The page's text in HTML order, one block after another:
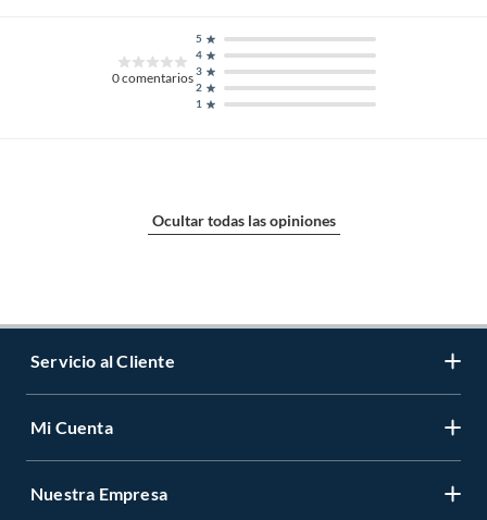
0comentarios
1
2
3
4
5
Ocultar todas las opiniones
Servicio al Cliente
Contáctanos
Mi Cuenta
Registrate
Nuestra Empresa